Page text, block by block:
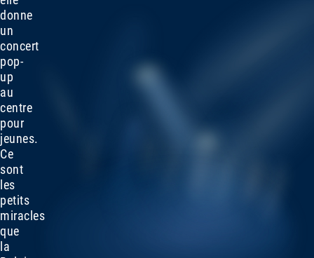
donne
un
concert
pop-
up
au
centre
pour
jeunes.
Ce
sont
les
petits
miracles
que
la